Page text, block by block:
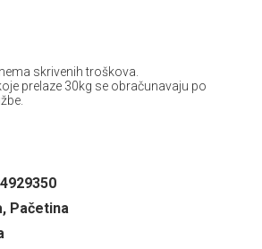
skrivenih troškova.
prelaze 30kg se obračunavaju po
Pačetina